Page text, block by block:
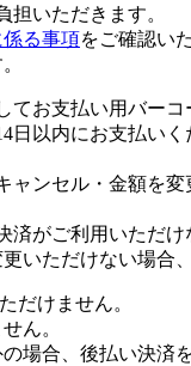
担いただきます。
る事項をご確認い
てお支払い用バー
日以内にお支払いく
ャンセル・金額を
がご利用いただ
いただけない場合
だけません。
ん。
場合、後払い決済